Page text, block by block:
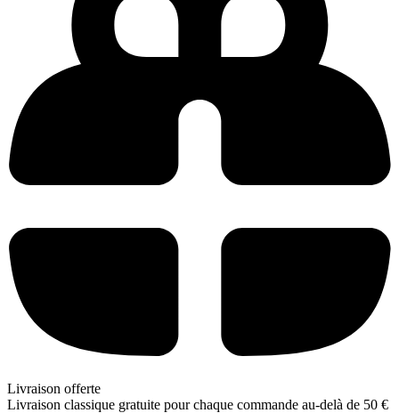
Livraison offerte
Livraison classique gratuite pour chaque commande au-delà de 50 €